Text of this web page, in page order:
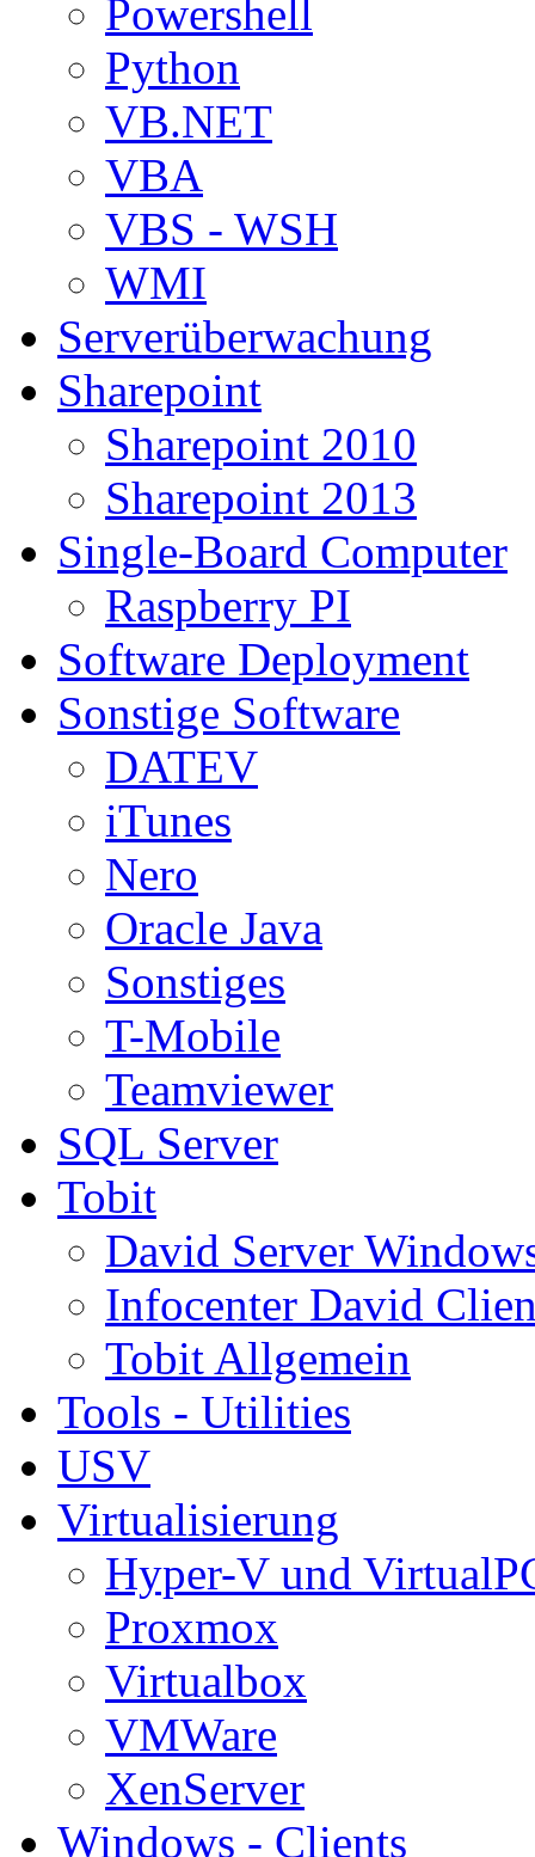
Powershell
Python
VB.NET
VBA
VBS - WSH
WMI
Serverüberwachung
Sharepoint
Sharepoint 2010
Sharepoint 2013
Single-Board Computer
Raspberry PI
Software Deployment
Sonstige Software
DATEV
iTunes
Nero
Oracle Java
Sonstiges
T-Mobile
Teamviewer
SQL Server
Tobit
David Server
Infocenter David
Tobit Allgemein
Tools - Utilities
USV
Virtualisierung
Hyper-V und
Proxmox
Virtualbox
VMWare
XenServer
Windows - Clients